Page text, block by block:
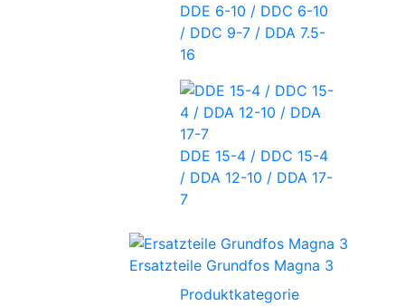
DDE 6-10 / DDC 6-10
/ DDC 9-7 / DDA 7.5-
16
DDE 15-4 / DDC 15-4
/ DDA 12-10 / DDA 17-
7
Ersatzteile Grundfos Magna 3
Produktkategorie